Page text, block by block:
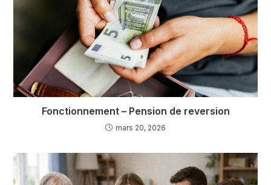
Fonctionnement – Pension de reversion
mars 20, 2026